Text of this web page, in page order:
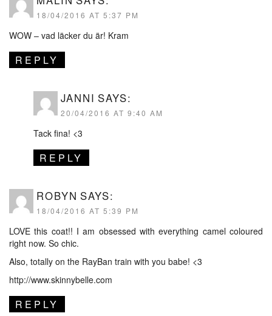
18/04/2016 AT 5:37 PM
WOW – vad läcker du är! Kram
REPLY
JANNI SAYS:
20/04/2016 AT 9:40 AM
Tack fina! <3
REPLY
ROBYN SAYS:
18/04/2016 AT 5:39 PM
LOVE this coat!! I am obsessed with everything camel coloured
right now. So chic.
Also, totally on the RayBan train with you babe! <3
http://www.skinnybelle.com
REPLY